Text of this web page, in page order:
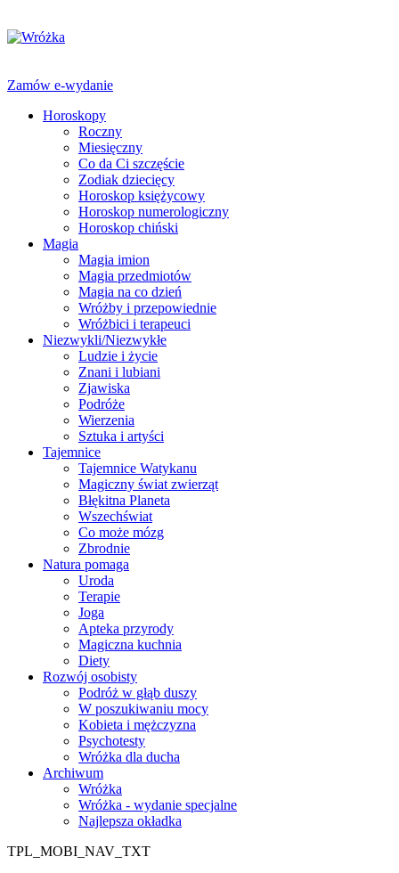
Zamów e-wydanie
Horoskopy
Roczny
Miesięczny
Co da Ci szczęście
Zodiak dziecięcy
Horoskop księżycowy
Horoskop numerologiczny
Horoskop chiński
Magia
Magia imion
Magia przedmiotów
Magia na co dzień
Wróżby i przepowiednie
Wróżbici i terapeuci
Niezwykli/Niezwykłe
Ludzie i życie
Znani i lubiani
Zjawiska
Podróże
Wierzenia
Sztuka i artyści
Tajemnice
Tajemnice Watykanu
Magiczny świat zwierząt
Błękitna Planeta
Wszechświat
Co może mózg
Zbrodnie
Natura pomaga
Uroda
Terapie
Joga
Apteka przyrody
Magiczna kuchnia
Diety
Rozwój osobisty
Podróż w głąb duszy
W poszukiwaniu mocy
Kobieta i mężczyzna
Psychotesty
Wróżka dla ducha
Archiwum
Wróżka
Wróżka - wydanie specjalne
Najlepsza okładka
TPL_MOBI_NAV_TXT